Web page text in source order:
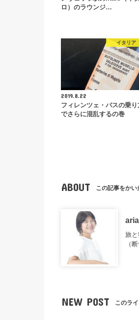
ロ）のラウンジ…
イタリア
2019.8.22
フィレンツェ・バスの乗り
でさらに混乱するの巻
ABOUT この記事をかい
旅
（
NEW POST このラ